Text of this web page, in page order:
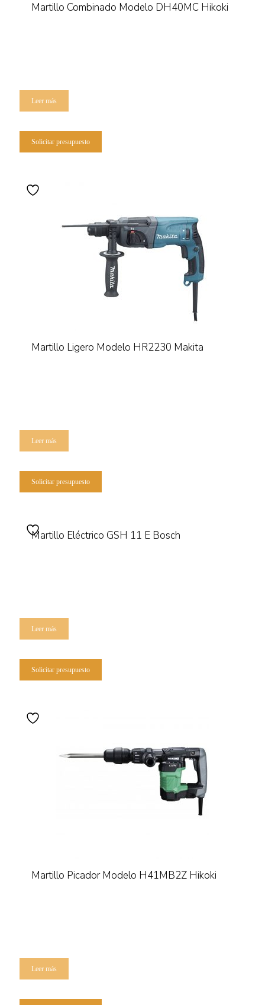
Martillo Combinado Modelo DH40MC Hikoki
Leer más
Solicitar presupuesto
Martillo Ligero Modelo HR2230 Makita
Leer más
Solicitar presupuesto
Martillo Eléctrico GSH 11 E Bosch
Leer más
Solicitar presupuesto
Martillo Picador Modelo H41MB2Z Hikoki
Leer más